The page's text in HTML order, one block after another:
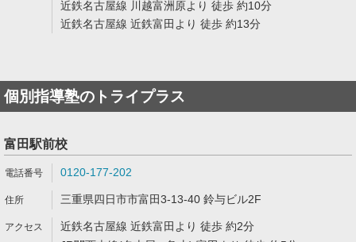
近鉄名古屋線 川越富洲原より 徒歩 約10分
近鉄名古屋線 近鉄富田より 徒歩 約13分
個別指導塾のトライプラス
富田駅前校
0120-177-202
三重県四日市市富田3-13-40 鈴与ビル2F
近鉄名古屋線 近鉄富田より 徒歩 約2分